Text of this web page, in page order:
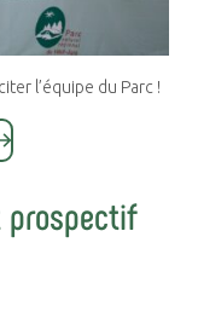
l’équipe du Parc !
prospectif